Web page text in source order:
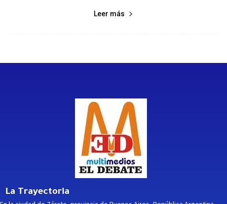
Leer más
La Trayectoria